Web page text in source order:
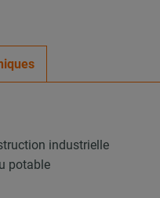
industrielle
potable